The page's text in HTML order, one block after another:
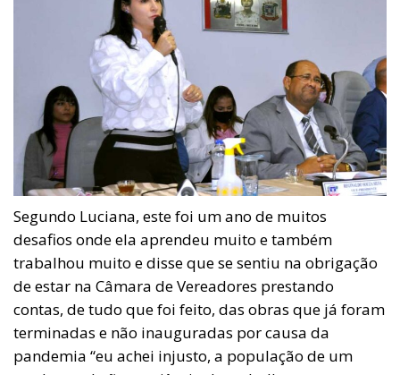
Segundo Luciana, este foi um ano de muitos
desafios onde ela aprendeu muito e também
trabalhou muito e disse que se sentiu na obrigação
de estar na Câmara de Vereadores prestando
contas, de tudo que foi feito, das obras que já foram
terminadas e não inauguradas por causa da
pandemia “eu achei injusto, a população de um